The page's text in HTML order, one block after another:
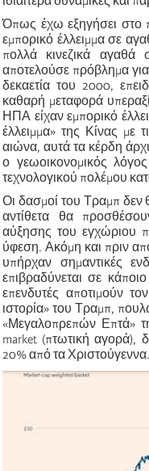
Όπως έχω εξηγήσει στο
εμπορικό έλλειμμα σε
πολλά κινεζικά αγαθά
αποτελούσε πρόβλημα για
δεκαετία του 2000,
καθαρή μεταφορά
ΗΠΑ είχαν εμπορικό
έλλειμμα» της Κίνας με
αιώνα, αυτά τα κέρδη
ο γεωοικονομικός
τεχνολογικού πολέμου
Οι δασμοί του Τραμπ
αντίθετα θα
αύξησης του εγχώριου
ύφεση. Ακόμη και πριν
υπήρχαν σημαντικές
επιβραδύνεται σε
επενδυτές αποτιμούν
ιστορία» του Τραμπ,
«Μεγαλοπρεπών Επτά»
market (πτωτική αγορά),
20% από τα Χριστούγεννα.